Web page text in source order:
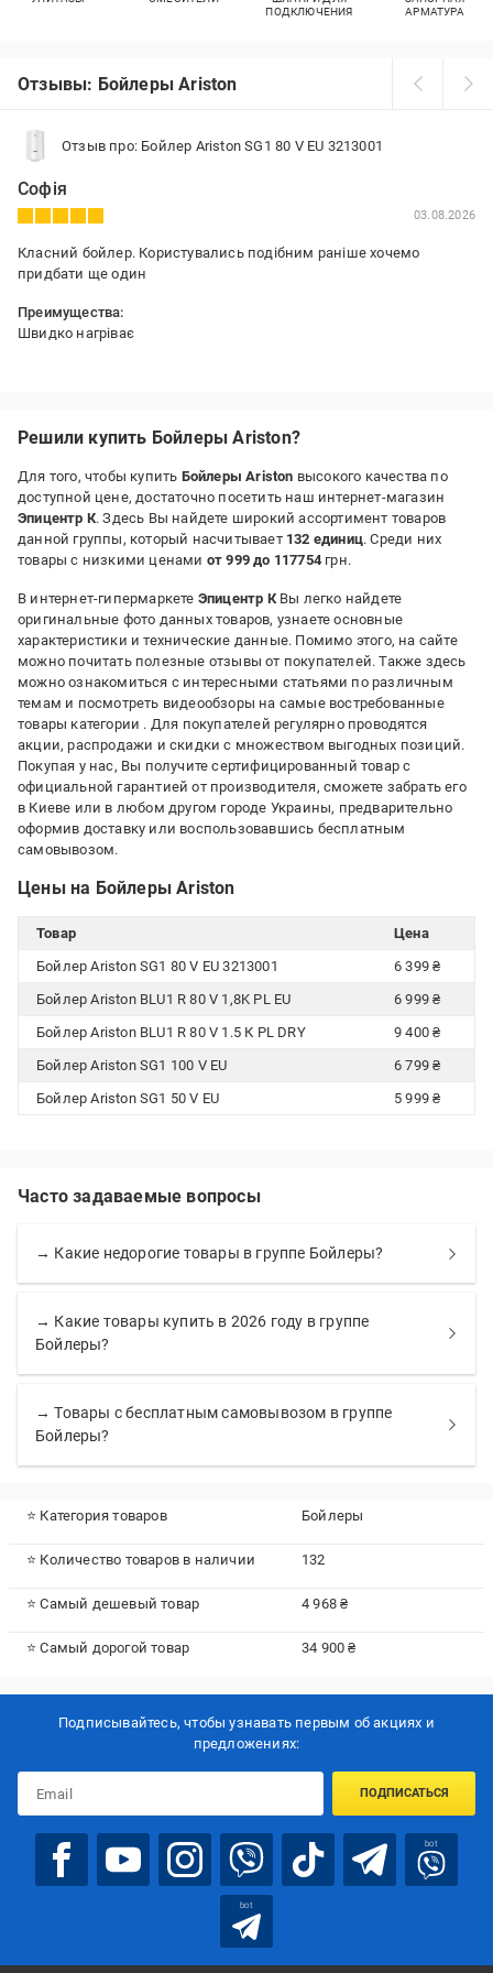
ПОДКЛЮЧЕНИЯ
АРМАТУРА
Отзывы: Бойлеры Ariston
Отзыв про: Бойлер Ariston SG1 80 V EU 3213001
Софія
03.08.2026
Класний бойлер. Користувались подібним раніше хочемо
придбати ще один
Преимущества:
Швидко нагріває
Решили купить Бойлеры Ariston?
Для того, чтобы купить Бойлеры Ariston высокого качества по
доступной цене, достаточно посетить наш интернет-магазин
Эпицентр К. Здесь Вы найдете широкий ассортимент товаров
данной группы, который насчитывает 132 единиц. Среди них
товары с низкими ценами от 999 до 117754 грн.
В интернет-гипермаркете Эпицентр КВы легко найдете
оригинальные фото данных товаров, узнаете основные
характеристики и технические данные. Помимо этого, на сайте
можно почитать полезные отзывы от покупателей. Также здесь
можно ознакомиться с интересными статьями по различным
темам и посмотреть видеообзоры на самые востребованные
товары категории . Для покупателей регулярно проводятся
акции, распродажи и скидки с множеством выгодных позиций.
Покупая у нас, Вы получите сертифицированный товар с
официальной гарантией от производителя, сможете забрать его
в Киеве или в любом другом городе Украины, предварительно
оформив доставку или воспользовавшись бесплатным
самовывозом.
Цены на Бойлеры Ariston
Товар
Цена
Бойлер Ariston SG1 80 V EU 3213001
6 399 ₴
Бойлер Ariston BLU1 R 80 V 1,8K PL EU
6 999 ₴
Бойлер Ariston BLU1 R 80 V 1.5 К PL DRY
9 400 ₴
Бойлер Ariston SG1 100 V EU
6 799 ₴
Бойлер Ariston SG1 50 V EU
5 999 ₴
Часто задаваемые вопросы
→ Какие недорогие товары в группе Бойлеры?
→ Какие товары купить в 2026 году в группе
Бойлеры?
→ Товары с бесплатным самовывозом в группе
Бойлеры?
⭐ Категория товаров Бойлеры
⭐ Количество товаров в наличии 132
⭐ Самый дешевый товар 4 968 ₴
⭐ Самый дорогой товар 34 900 ₴
Подписывайтесь, чтобы узнавать первым об акцияx и
предложениях:
ПОДПИСАТЬСЯ
bot
bot